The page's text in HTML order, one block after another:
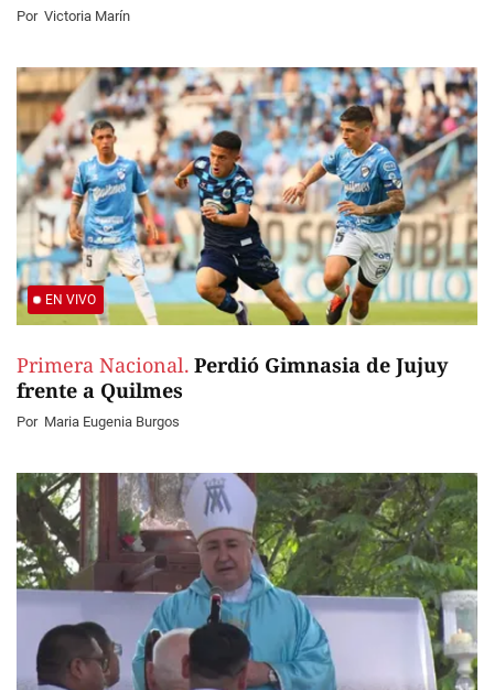
Por Victoria Marín
EN VIVO
Primera Nacional. Perdió Gimnasia de Jujuy
frente a Quilmes
Por Maria Eugenia Burgos